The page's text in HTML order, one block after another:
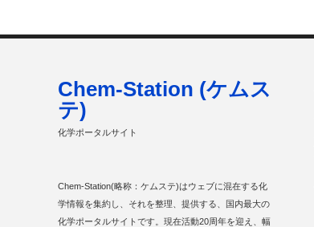
Chem-Station (ケムス
テ)
化学ポータルサイト
Chem-Station(略称：ケムステ)はウェブに混在する化
学情報を集約し、それを整理、提供する、国内最大の
化学ポータルサイトです。現在活動20周年を迎え、幅